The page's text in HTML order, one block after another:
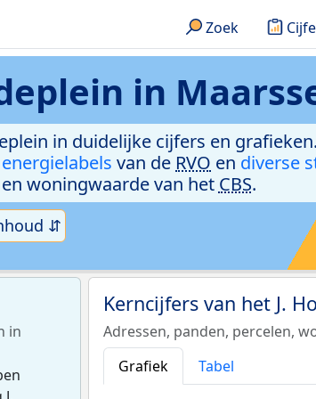
Zoek
in
in duidelijke cijfers en
energielabels van de RVO en diverse
woningwaarde van het CBS.
⇵
in
Kerncijfers van het J.
Adressen, panden, percelen,
Grafiek
Tabel